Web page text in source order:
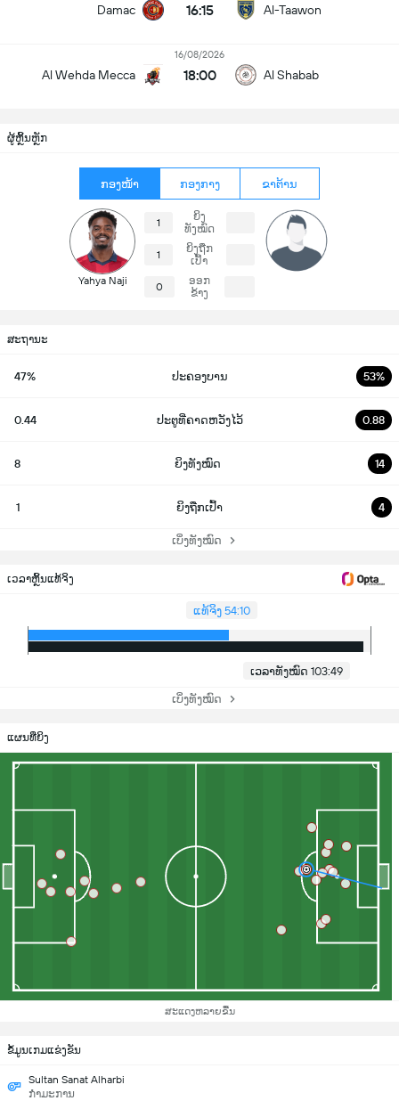
Damac 16:15 Al-Taawon
Al Wehda Mecca
16/08/2026
18:00 Al Shabab
ຜູ້ຫຼິ້ນຫຼັກ
ກອງໜ້າ ກອງກາງ ຂາຕ້ານ
Yahya Naji
1
ຍິງ
ທັງໝົດ
1
ຍິງຖືກ
ເປົ້າ
0
ອອກ
ຂ້າງ
ສະຖານະ
47% ປະຄອງບານ 53%
0.44 ປະຕູທີ່ຄາດຫວັງໄວ້ 0.88
8 ຍິງທັງໝົດ 14
1 ຍິງຖືກເປົ້າ 4
ເບິ່ງທັງໝົດ
ເວລາຫຼິ້ນແທ້ຈິງ
ແທ້ຈິງ 54:10
ເວລາທັງໝົດ 103:49
ເບິ່ງທັງໝົດ
ແຜນທີ່ຍິງ
ສະແດງຫລາຍຂື້ນ
ຂ້ໍມູນເກມແຂ່ງຂັນ
Sultan Sanat Alharbi
ກຳມະການ